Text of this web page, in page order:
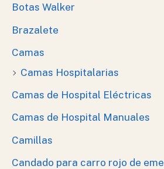
Botas Walker
Brazalete
Camas
Camas Hospitalarias
Camas de Hospital Eléctricas
Camas de Hospital Manuales
Camillas
Candado para carro rojo de